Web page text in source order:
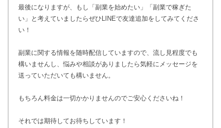
最後になりますが、もし「副業を始めたい」「副業で稼ぎた
い」と考えていましたらぜひLINEで友達追加をしてみてくださ
い！
副業に関する情報を随時配信していますので、流し見程度でも
構いませんし、悩みや相談がありましたら気軽にメッセージを
送っていただいても構いません。
もちろん料金は一切かかりませんのでご安心くださいね！
それでは期待してお待ちしています！